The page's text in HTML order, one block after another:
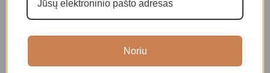
kortos
Language of Light
Noriu